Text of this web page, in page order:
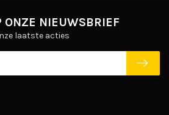
ONZE NIEUWSBRIEF
laatste acties